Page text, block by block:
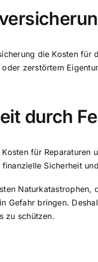
die Kosten
zerstörtem
durch
für Reparaturen
Sicherheit
Gefahr bringen.
zu schützen.